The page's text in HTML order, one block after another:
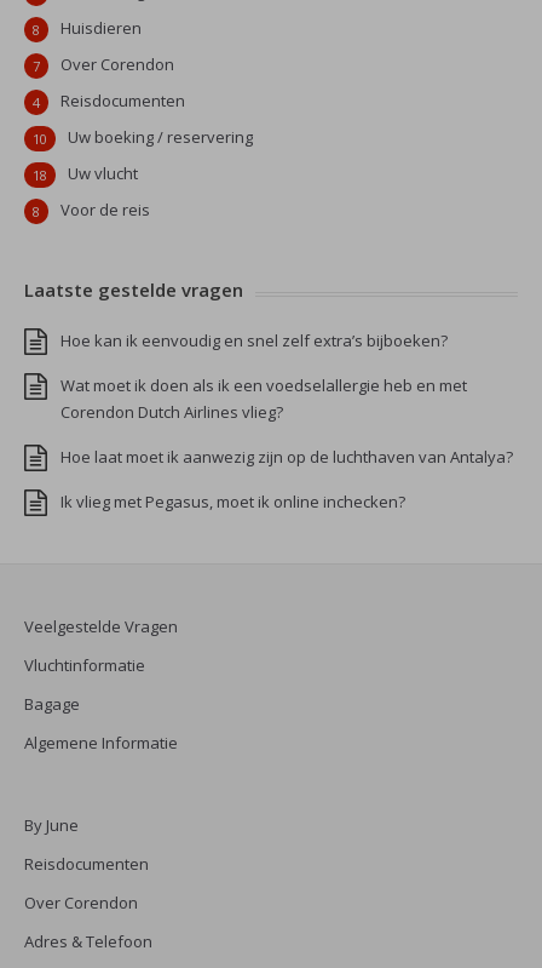
Huisdieren
8
Over Corendon
7
Reisdocumenten
4
Uw boeking / reservering
10
Uw vlucht
18
Voor de reis
8
Laatste gestelde vragen
Hoe kan ik eenvoudig en snel zelf extra’s bijboeken?
Wat moet ik doen als ik een voedselallergie heb en met
Corendon Dutch Airlines vlieg?
Hoe laat moet ik aanwezig zijn op de luchthaven van Antalya?
Ik vlieg met Pegasus, moet ik online inchecken?
Veelgestelde Vragen
Vluchtinformatie
Bagage
Algemene Informatie
By June
Reisdocumenten
Over Corendon
Adres & Telefoon